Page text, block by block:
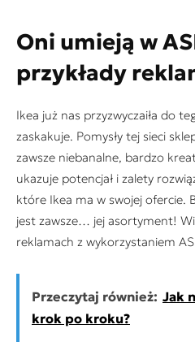
Oni umieją w
przykłady
Ikea już nas przyzwyczaiła do
zaskakuje. Pomysły tej sieci
zawsze niebanalne, bardzo
ukazuje potencjał i zalety
które Ikea ma w swojej ofercie.
jest zawsze… jej asortyment!
reklamach z wykorzystaniem
Przeczytaj również: Jak
krok po kroku?